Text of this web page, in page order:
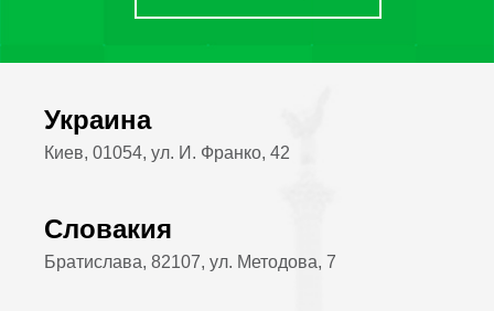
Украина
Киев, 01054, ул. И. Франко, 42
Словакия
Братислава, 82107, ул. Методова, 7